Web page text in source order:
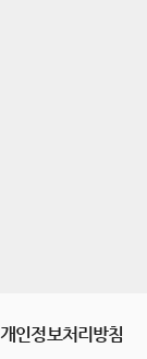
개인정보처리방침